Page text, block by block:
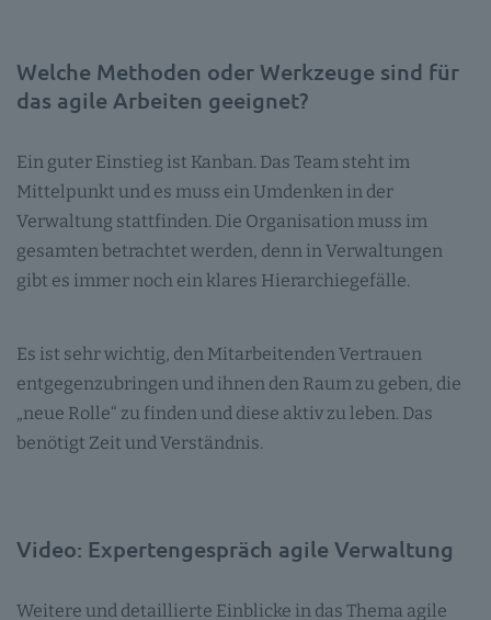
Welche Methoden oder Werkzeuge sind für
das agile Arbeiten geeignet?
Ein guter Einstieg ist Kanban. Das Team steht im
Mittelpunkt und es muss ein Umdenken in der
Verwaltung stattfinden. Die Organisation muss im
gesamten betrachtet werden, denn in Verwaltungen
gibt es immer noch ein klares Hierarchiegefälle.
Es ist sehr wichtig, den Mitarbeitenden Vertrauen
entgegenzubringen und ihnen den Raum zu geben, die
„neue Rolle“ zu finden und diese aktiv zu leben. Das
benötigt Zeit und Verständnis.
Video: Expertengespräch agile Verwaltung
Weitere und detaillierte Einblicke in das Thema agile